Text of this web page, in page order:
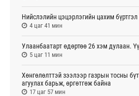
Нийслэлийн цэцэрлэгийн цахим
4 цаг 41 мин
Улаанбаатарт өдөртөө 26 хэм дулаан.
5 цаг 11 мин
Хөнгөлөлттэй зээлээр газрын тосны
агуулах барьж, өргөтгөж байна
17 цаг 57 мин